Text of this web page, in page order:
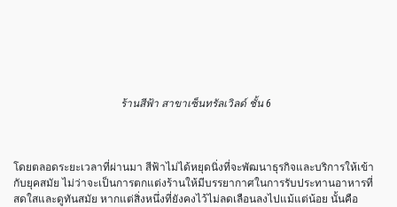
ร้านสีฟ้า สาขาเซ็นทรัลเวิลด์ ชั้น 6
โดยตลอดระยะเวลาที่ผ่านมา สีฟ้าไม่ได้หยุดนิ่งที่จะพัฒนาธุรกิจและบริการให้เข้า
กับยุคสมัย ไม่ว่าจะเป็นการตกแต่งร้านให้มีบรรยากาศในการรับประทานอาหารที่
สดใสและดูทันสมัย หากแต่สิ่งหนึ่งที่ยังคงไว้ไม่ลดเลือนลงไปแม้แต่น้อย นั้นคือ